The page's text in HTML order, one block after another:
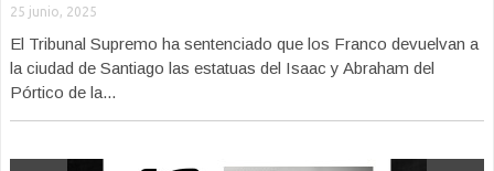
25 junio, 2025
El Tribunal Supremo ha sentenciado que los Franco devuelvan a
la ciudad de Santiago las estatuas del Isaac y Abraham del
Pórtico de la...